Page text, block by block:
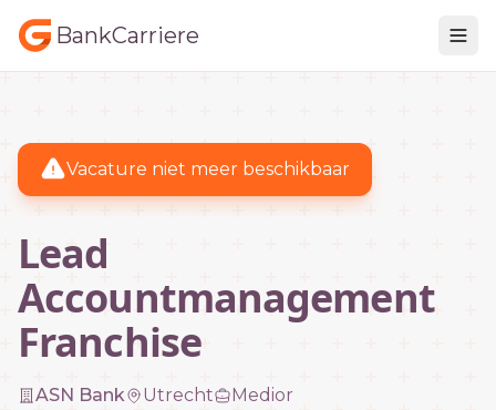
BankCarriere
Vacature niet meer beschikbaar
Lead
Accountmanagement
Franchise
ASN Bank Utrecht Medior